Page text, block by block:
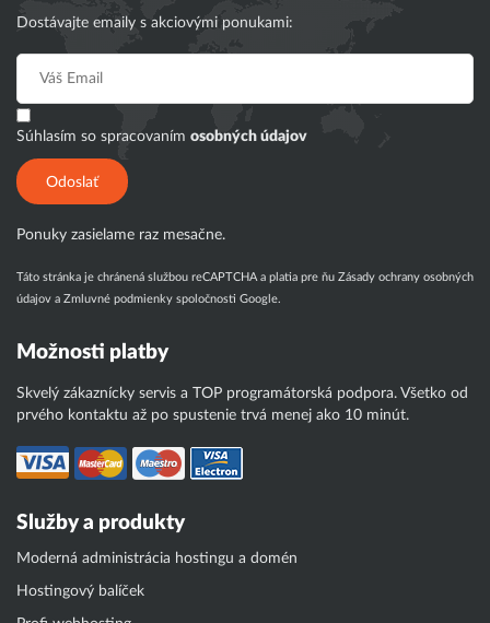
Dostávajte emaily s akciovými ponukami:
Súhlasím so spracovaním osobných údajov
Odoslať
Ponuky zasielame raz mesačne.
Táto stránka je chránená službou reCAPTCHA a platia pre ňu Zásady ochrany osobných
údajov a Zmluvné podmienky spoločnosti Google.
Možnosti platby
Skvelý zákaznícky servis a TOP programátorská podpora. Všetko od
prvého kontaktu až po spustenie trvá menej ako 10 minút.
Služby a produkty
Moderná administrácia hostingu a domén
Hostingový balíček